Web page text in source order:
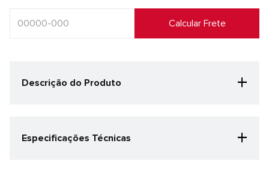
Descrição do Produto +
Especificações Técnicas +